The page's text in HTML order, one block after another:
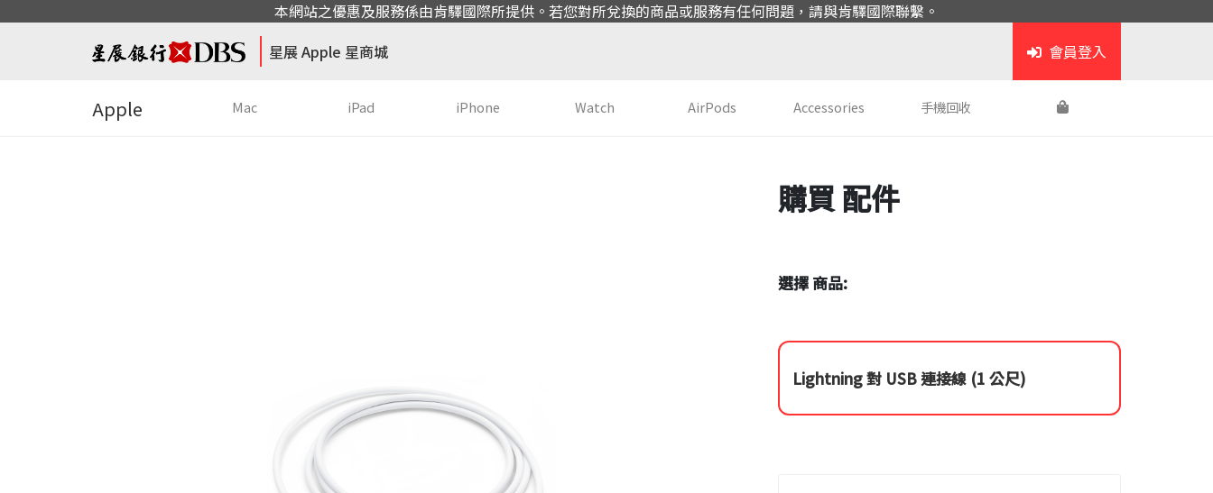
本網站之優惠及服務係由肯驛國際所提供。若您對所兌換的商品或服務有任何問題，請與肯驛國際聯繫。
星展 Apple 星商城
會員登入
Apple Mac iPad iPhone Watch AirPods Accessories 手機回收
購買 配件
選擇 商品:
Lightning 對 USB 連接線 (1 公尺)